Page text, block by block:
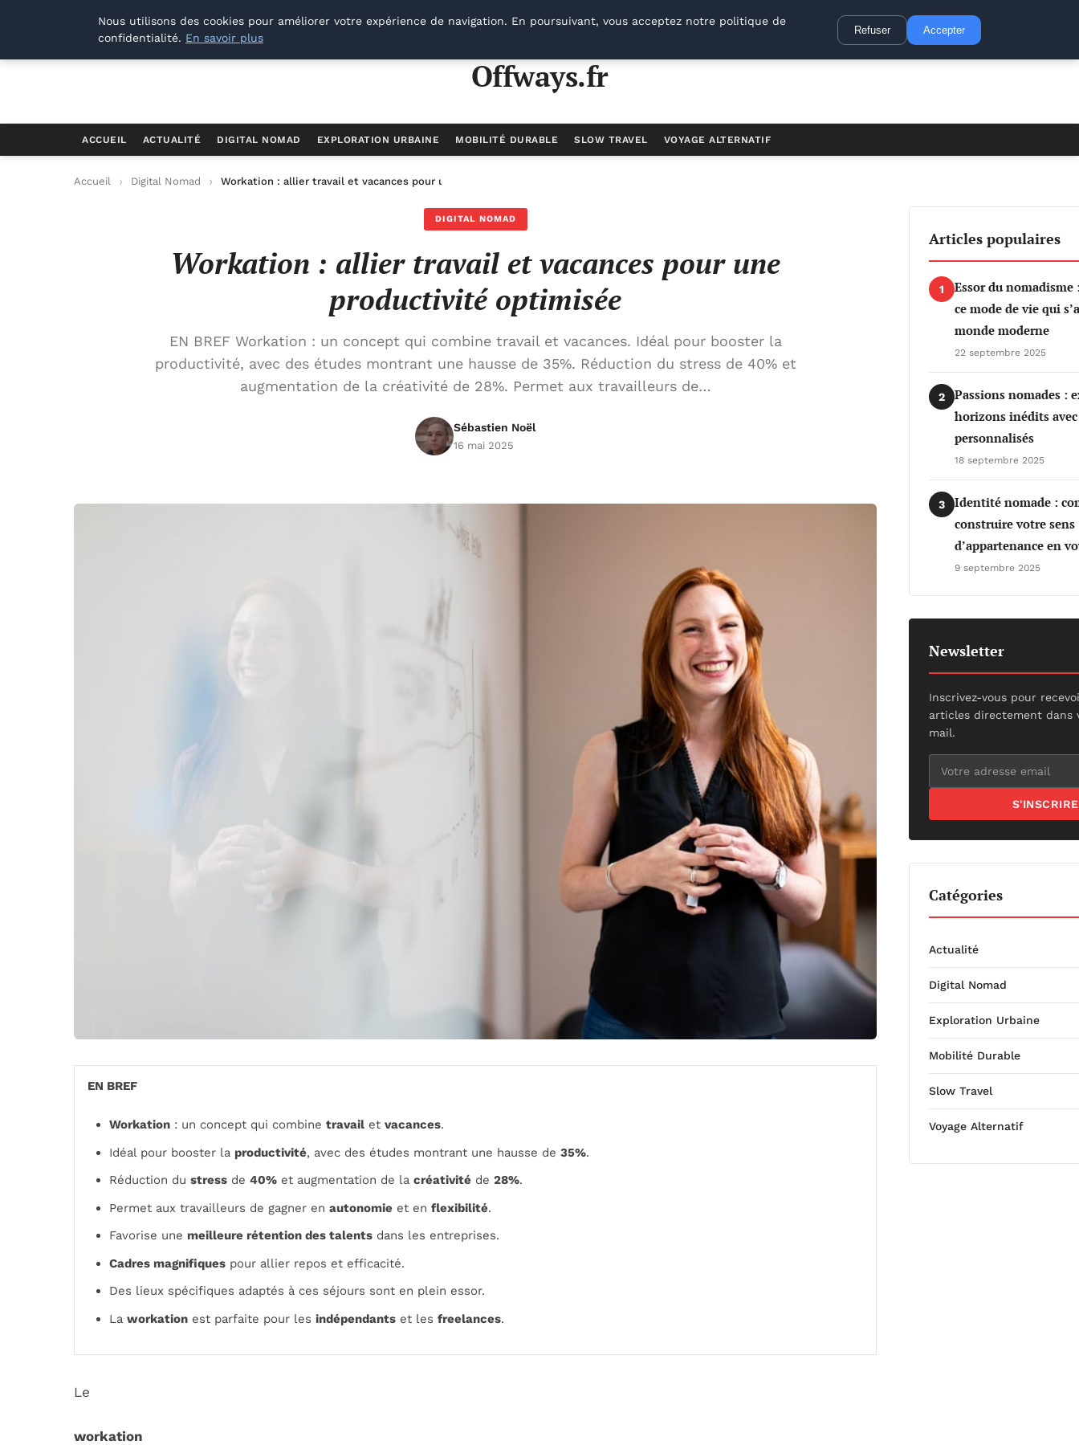
Offways.fr
Offways.fr
ACCUEIL ACTUALITÉ DIGITAL NOMAD EXPLORATION URBAINE MOBILITÉ DURABLE SLOW TRAVEL VOYAGE ALTERNATIF
Accueil Digital Nomad Workation : allier travail et vacances pour une productivité optimisée
DIGITAL NOMAD
Workation : allier travail et vacances pour une
productivité optimisée
EN BREF Workation : un concept qui combine travail et vacances. Idéal pour booster la
productivité, avec des études montrant une hausse de 35%. Réduction du stress de 40% et
augmentation de la créativité de 28%. Permet aux travailleurs de…
Sébastien Noël
16 mai 2025
EN BREF
Workation : un concept qui combine travail et vacances.
Idéal pour booster la productivité, avec des études montrant une hausse de 35%.
Réduction du stress de 40% et augmentation de la créativité de 28%.
Permet aux travailleurs de gagner en autonomie et en flexibilité.
Favorise une meilleure rétention des talents dans les entreprises.
Cadres magnifiques pour allier repos et efficacité.
Des lieux spécifiques adaptés à ces séjours sont en plein essor.
La workation est parfaite pour les indépendants et les freelances.
Le
workation
Articles populaires
1
Essor du nomadisme
ce mode de vie qui
monde moderne
22 septembre 2025
2
Passions nomades :
horizons inédits avec
personnalisés
18 septembre 2025
3
Identité nomade :
construire votre sens
d’appartenance en
9 septembre 2025
Newsletter
Inscrivez-vous pour
articles directement dans
mail.
S'INSCRIRE
Catégories
Actualité
Digital Nomad
Exploration Urbaine
Mobilité Durable
Slow Travel
Voyage Alternatif
Nous utilisons des cookies pour améliorer votre expérience de navigation. En poursuivant, vous acceptez notre politique de
confidentialité. En savoir plus
Refuser Accepter